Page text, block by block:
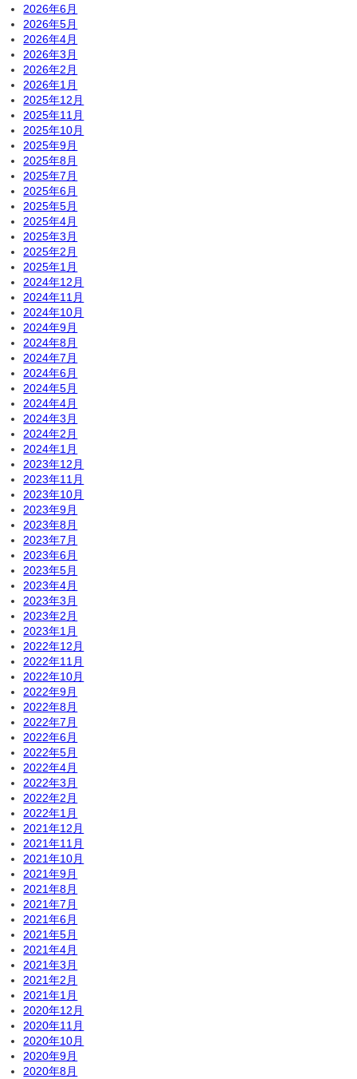
2026年6月
2026年5月
2026年4月
2026年3月
2026年2月
2026年1月
2025年12月
2025年11月
2025年10月
2025年9月
2025年8月
2025年7月
2025年6月
2025年5月
2025年4月
2025年3月
2025年2月
2025年1月
2024年12月
2024年11月
2024年10月
2024年9月
2024年8月
2024年7月
2024年6月
2024年5月
2024年4月
2024年3月
2024年2月
2024年1月
2023年12月
2023年11月
2023年10月
2023年9月
2023年8月
2023年7月
2023年6月
2023年5月
2023年4月
2023年3月
2023年2月
2023年1月
2022年12月
2022年11月
2022年10月
2022年9月
2022年8月
2022年7月
2022年6月
2022年5月
2022年4月
2022年3月
2022年2月
2022年1月
2021年12月
2021年11月
2021年10月
2021年9月
2021年8月
2021年7月
2021年6月
2021年5月
2021年4月
2021年3月
2021年2月
2021年1月
2020年12月
2020年11月
2020年10月
2020年9月
2020年8月